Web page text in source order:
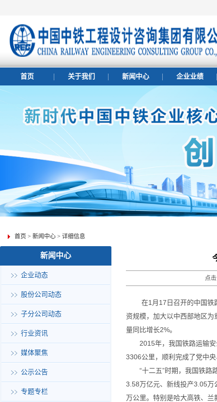
首页 关于我们 新闻中心 企业业绩
首页 > 新闻中心 > 详细信息
新闻中心
企业动态
股份公司动态
子分公司动态
行业资讯
媒体聚焦
公示公告
专题专栏
点
在1月17日召开的中国铁
资规模，加大以中西部地区
量同比增长2%。
2015年，我国铁路运输安
3306公里，顺利完成了党中
“十二五”时期，我国铁路路
3.58万亿元、新线投产3.05万
万公里。特别是哈大高铁、兰